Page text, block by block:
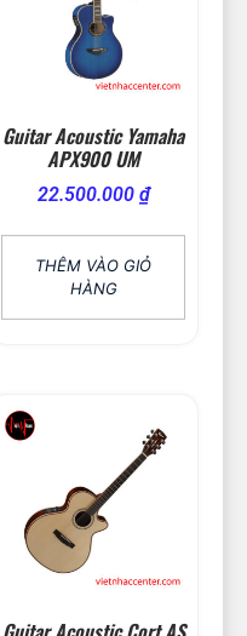
Guitar Acoustic Yamaha
APX900 UM
22.500.000 ₫
THÊM VÀO GIỎ
HÀNG